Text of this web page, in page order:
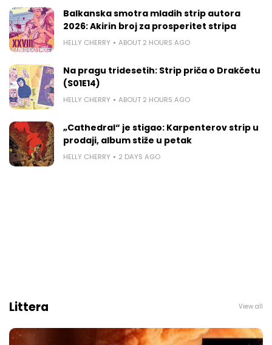
Balkanska smotra mladih strip autora
2026: Akirin broj za prosperitet stripa
HELLY CHERRY ABOUT 2 HOURS AGO
Na pragu tridesetih: Strip priča o Drakčetu
(S01E14)
HELLY CHERRY ABOUT 2 HOURS AGO
„Cathedral“ je stigao: Karpenterov strip u
prodaji, album stiže u petak
HELLY CHERRY 2 DAYS AGO
Littera View all